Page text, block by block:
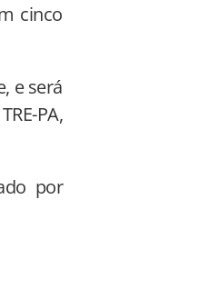
cinco
e será
PA,
por